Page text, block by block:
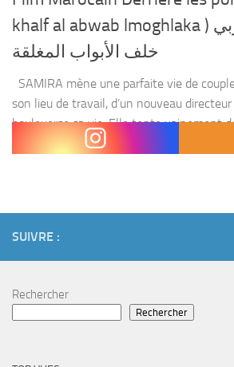
khalf al abwab lmoghlaka ) الفيلم المغربي
خلف الأبواب المغلقة
SAMIRA mène une parfaite vie de
son lieu de travail, d’un nouveau
bouleverse sa vie. Elle tente vainement
tous les moyens. Comme tous...
SUIVRE :
Rechercher
Rechercher